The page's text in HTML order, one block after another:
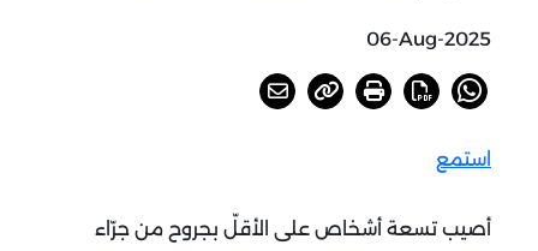
06-Aug-2025
استمع
أصيب تسعة أشخاص على الأقلّ بجروح من جرّاء